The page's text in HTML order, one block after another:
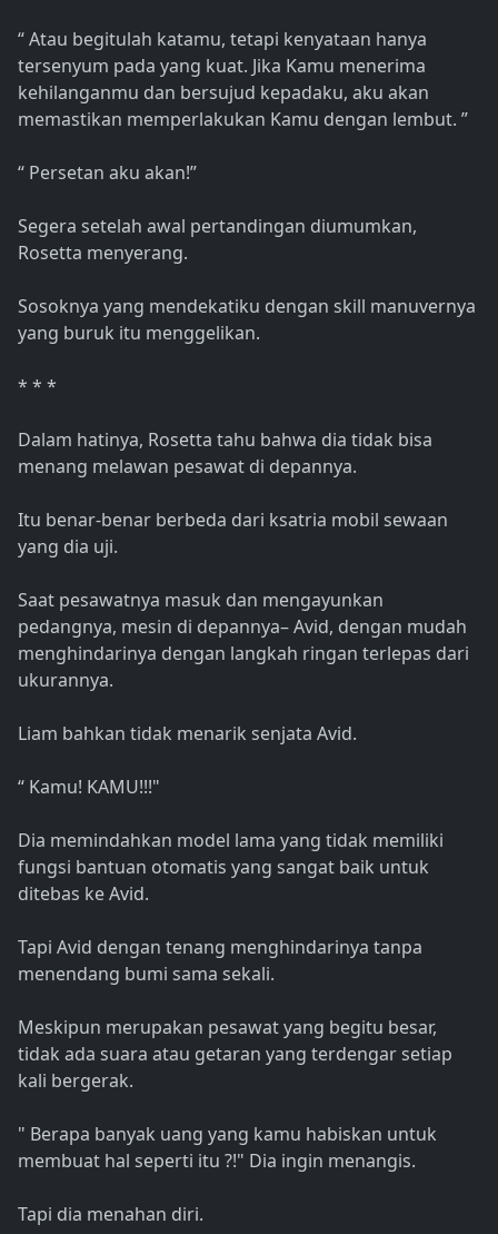
“ Atau begitulah katamu, tetapi kenyataan hanya
tersenyum pada yang kuat. Jika Kamu menerima
kehilanganmu dan bersujud kepadaku, aku akan
memastikan memperlakukan Kamu dengan lembut. ”
“ Persetan aku akan!”
Segera setelah awal pertandingan diumumkan,
Rosetta menyerang.
Sosoknya yang mendekatiku dengan skill manuvernya
yang buruk itu menggelikan.
* * *
Dalam hatinya, Rosetta tahu bahwa dia tidak bisa
menang melawan pesawat di depannya.
Itu benar-benar berbeda dari ksatria mobil sewaan
yang dia uji.
Saat pesawatnya masuk dan mengayunkan
pedangnya, mesin di depannya– Avid, dengan mudah
menghindarinya dengan langkah ringan terlepas dari
ukurannya.
Liam bahkan tidak menarik senjata Avid.
“ Kamu! KAMU!!!"
Dia memindahkan model lama yang tidak memiliki
fungsi bantuan otomatis yang sangat baik untuk
ditebas ke Avid.
Tapi Avid dengan tenang menghindarinya tanpa
menendang bumi sama sekali.
Meskipun merupakan pesawat yang begitu besar,
tidak ada suara atau getaran yang terdengar setiap
kali bergerak.
" Berapa banyak uang yang kamu habiskan untuk
membuat hal seperti itu ?!" Dia ingin menangis.
Tapi dia menahan diri.